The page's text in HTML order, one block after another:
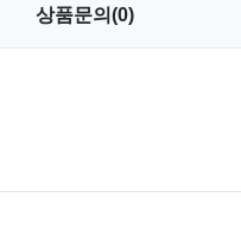
상품문의(0)